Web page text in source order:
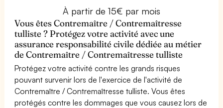
À partir de 15€ par mois
Vous êtes Contremaître / Contremaîtresse
tulliste ? Protégez votre activité avec une
assurance responsabilité civile dédiée au métier
de Contremaître / Contremaîtresse tulliste
Protégez votre activité contre les grands risques
pouvant survenir lors de l'exercice de l'activité de
Contremaître / Contremaîtresse tulliste. Vous êtes
protégés contre les dommages que vous causez lors de